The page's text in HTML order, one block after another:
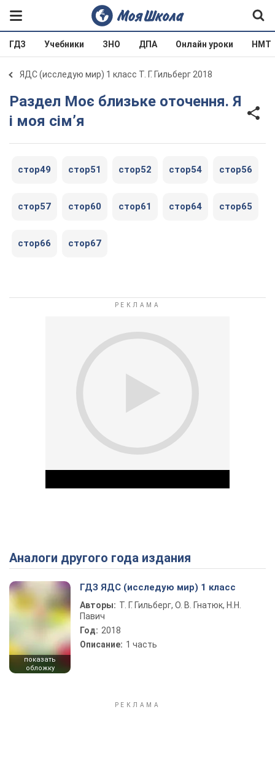
ГДЗ Учебники ЗНО ДПА Онлайн уроки НМТ
ЯДС (исследую мир) 1 класс Т. Г. Гильберг 2018
Раздел Моє близьке оточення. Я
і моя сім’я
стор49 стор51 стор52 стор54 стор56
стор57 стор60 стор61 стор64 стор65
стор66 стор67
Play Video
Аналоги другого года издания
показать
обложку
ГДЗ ЯДС (исследую мир) 1 класс
Авторы: Т. Г. Гильберг, О. В. Гнатюк, Н.Н.
Павич
Год: 2018
Описание: 1 часть